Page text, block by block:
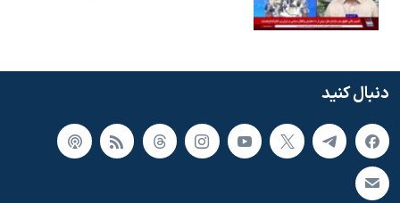
دنبال کنید